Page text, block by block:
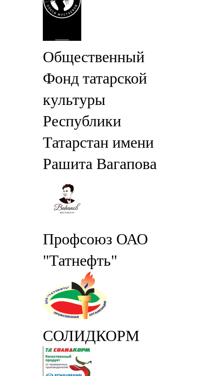
Общественный
Фонд татарской
культуры
Республики
Татарстан имени
Рашита Вагапова
Профсоюз ОАО
"Татнефть"
СОЛИДКОРМ